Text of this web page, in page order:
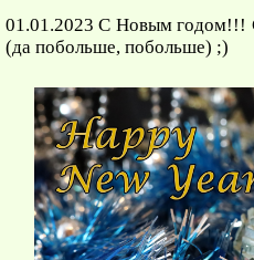
01.01.2023 С Новым годом!!!
(да побольше, побольше) ;)